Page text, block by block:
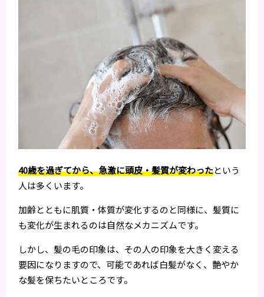
40歳を過ぎてから、急激に頭皮・髪質が変わったという
人は多くいます。
加齢とともに肌質・体質が変化するのと同様に、髪質に
も変化が生まれるのは自然なメカニズムです。
しかし、髪の毛の印象は、その人の印象を大きく変える
要因になりますので、可能であれば白髪がなく、艶やか
な髪を保ちたいところです。